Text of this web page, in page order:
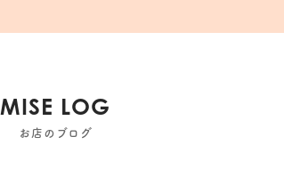
MISE LOG
お店のブログ